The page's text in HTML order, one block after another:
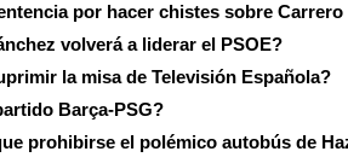
por hacer chistes sobre
volverá a liderar el PSOE?
la misa de Televisión Española?
Barça-PSG?
prohibirse el polémico autobús de